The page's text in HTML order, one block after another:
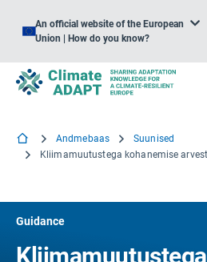
An official website of the European
Union | How do you know?
Andmebaas
Suunised
Guidance
Kliimamuutustega